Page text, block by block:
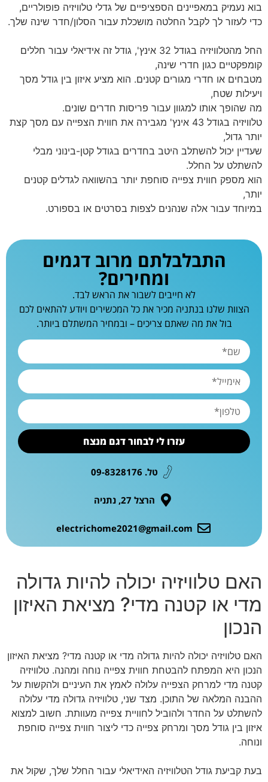
בוא נעמיק במאפיינים הספציפיים של גדלי טלוויזיה פופולריים,
כדי לעזור לך לקבל החלטה מושכלת עבור הסלון/חדר שינה שלך.
החל מהטלוויזיה בגודל 32 אינץ', גודל זה אידיאלי עבור חללים
קומפקטיים כגון חדרי שינה,
מטבחים או חדרי מגורים קטנים. הוא מציע איזון בין גודל מסך
ויעילות שטח,
מה שהופך אותו למגוון עבור פריסות חדרים שונים.
טלוויזיה בגודל 43 אינץ' מגבירה את חווית הצפייה עם מסך קצת
יותר גדול,
שעדיין יכול להשתלב היטב בחדרים בגודל קטן-בינוני מבלי
להשתלט על החלל.
הוא מספק חווית צפייה סוחפת יותר בהשוואה לגדלים קטנים
יותר,
במיוחד עבור אלה שנהנים לצפות בסרטים או בספורט.
התבלבלתם מרוב דגמים
ומחירים?
לא חייבים לשבור את הראש לבד.
הצוות שלנו בנתניה מכיר את כל המכשירים ויודע להתאים לכם
בול את מה שאתם צריכים – ובמחיר המשתלם ביותר.
עזרו לי לבחור דגם מנצח
טל. 09-8328176
הרצל 27, נתניה
electrichome2021@gmail.com
האם טלוויזיה יכולה להיות גדולה
מדי או קטנה מדי? מציאת האיזון
הנכון
האם טלוויזיה יכולה להיות גדולה מדי או קטנה מדי? מציאת האיזון
הנכון היא המפתח להבטחת חווית צפייה נוחה ומהנה. טלוויזיה
קטנה מדי למרחק הצפייה עלולה לאמץ את העיניים ולהקשות על
ההבנה המלאה של התוכן. מצד שני, טלוויזיה גדולה מדי עלולה
להשתלט על החדר ולהוביל לחוויית צפייה מעוותת. חשוב למצוא
איזון בין גודל מסך ומרחק צפייה כדי ליצור חווית צפייה סוחפת
ונוחה.
בעת קביעת גודל הטלוויזיה האידיאלי עבור החלל שלך, שקול את